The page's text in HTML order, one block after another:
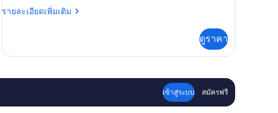
รายละเอียดเพิ่มเติม
ราย
เกี่ยว
ดูราคา
เข้าสู่ระบบ สมัครฟรี